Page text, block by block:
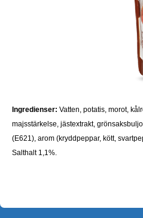
Ingredienser: Vatten, potatis, morot,
majsstärkelse, jästextrakt,
(E621), arom (kryddpeppar, kött,
Salthalt 1,1%.